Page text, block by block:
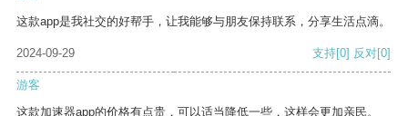
这款app是我社交的好帮手，让我能够与朋友保持联系，分享生活点滴。
2024-09-29 支持[0] 反对[0]
游客
这款加速器app的价格有点贵，可以适当降低一些，这样会更加亲民。